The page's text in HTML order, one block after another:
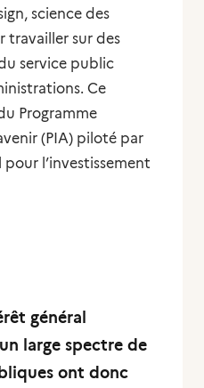
science des
travailler sur des
service public
Ce
Programme
(PIA) piloté par
pour l’investissement
général
large spectre de
ont donc